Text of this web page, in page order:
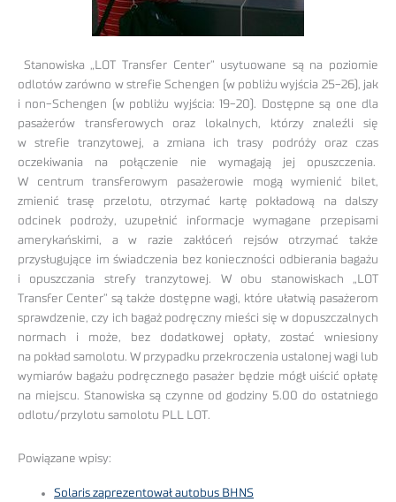
Stanowiska „LOT Transfer Center” usytuowane są na poziomie
odlotów zarówno w strefie Schengen (w pobliżu wyjścia 25-26), jak
i non-Schengen (w pobliżu wyjścia: 19-20). Dostępne są one dla
pasażerów transferowych oraz lokalnych, którzy znaleźli się
w strefie tranzytowej, a zmiana ich trasy podróży oraz czas
oczekiwania na połączenie nie wymagają jej opuszczenia.
W centrum transferowym pasażerowie mogą wymienić bilet,
zmienić trasę przelotu, otrzymać kartę pokładową na dalszy
odcinek podroży, uzupełnić informacje wymagane przepisami
amerykańskimi, a w razie zakłóceń rejsów otrzymać także
przysługujące im świadczenia bez konieczności odbierania bagażu
i opuszczania strefy tranzytowej. W obu stanowiskach „LOT
Transfer Center” są także dostępne wagi, które ułatwią pasażerom
sprawdzenie, czy ich bagaż podręczny mieści się w dopuszczalnych
normach i może, bez dodatkowej opłaty, zostać wniesiony
na pokład samolotu. W przypadku przekroczenia ustalonej wagi lub
wymiarów bagażu podręcznego pasażer będzie mógł uiścić opłatę
na miejscu. Stanowiska są czynne od godziny 5.00 do ostatniego
odlotu/przylotu samolotu PLL LOT.
Powiązane wpisy:
Solaris zaprezentował autobus BHNS